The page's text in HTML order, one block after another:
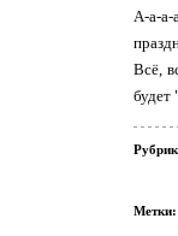
А-а-а-
Всё,
будет
Метки: